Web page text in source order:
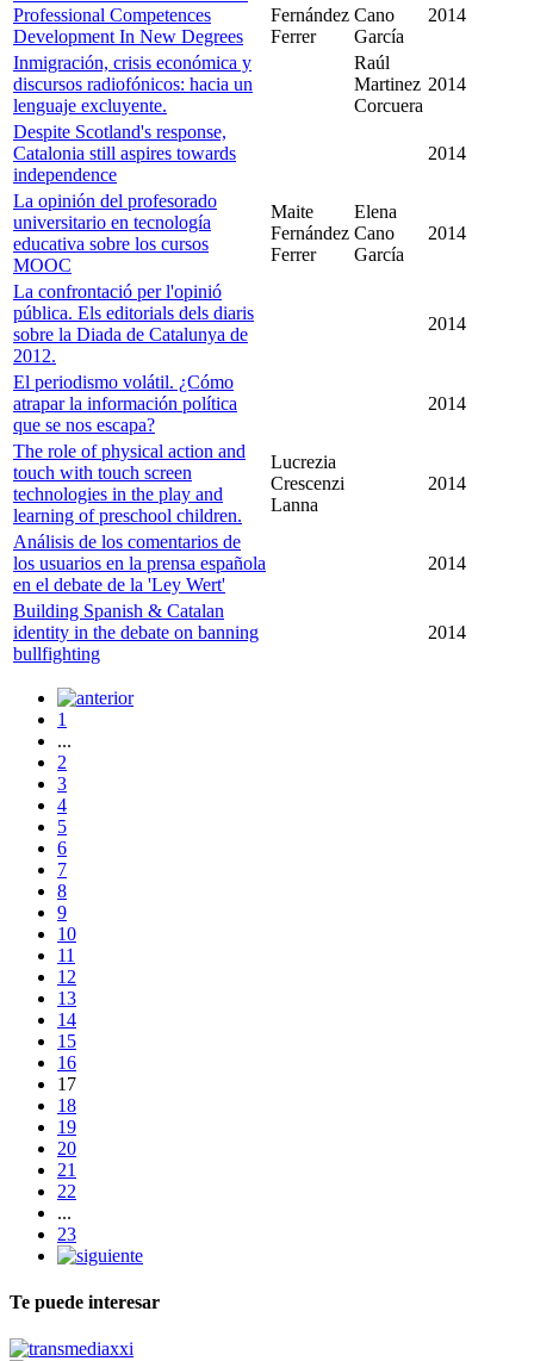
Professional Competences
Development In New Degrees
Fernández
Ferrer
Cano
García
2014
Inmigración, crisis económica y
discursos radiofónicos: hacia un
lenguaje excluyente.
Raúl
Martinez
Corcuera
2014
Despite Scotland's response,
Catalonia still aspires towards
independence
2014
La opinión del profesorado
universitario en tecnología
educativa sobre los cursos
MOOC
Maite
Fernández
Ferrer
Elena
Cano
García
2014
La confrontació per l'opinió
pública. Els editorials dels diaris
sobre la Diada de Catalunya de
2012.
2014
El periodismo volátil. ¿Cómo
atrapar la información política
que se nos escapa?
2014
The role of physical action and
touch with touch screen
technologies in the play and
learning of preschool children.
Lucrezia
Crescenzi
Lanna
2014
Análisis de los comentarios de
los usuarios en la prensa española
en el debate de la 'Ley Wert'
2014
Building Spanish & Catalan
identity in the debate on banning
bullfighting
2014
1
...
2
3
4
5
6
7
8
9
10
11
12
13
14
15
16
17
18
19
20
21
22
...
23
Te puede interesar